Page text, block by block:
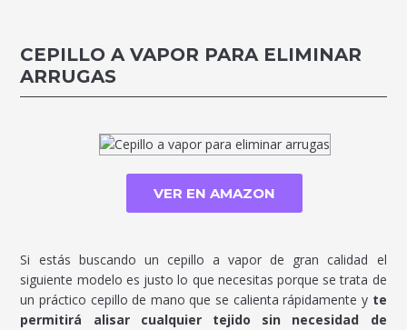
CEPILLO A VAPOR PARA ELIMINAR
ARRUGAS
VER EN AMAZON
Si estás buscando un cepillo a vapor de gran calidad el
siguiente modelo es justo lo que necesitas porque se trata de
un práctico cepillo de mano que se calienta rápidamente y te
permitirá alisar cualquier tejido sin necesidad de